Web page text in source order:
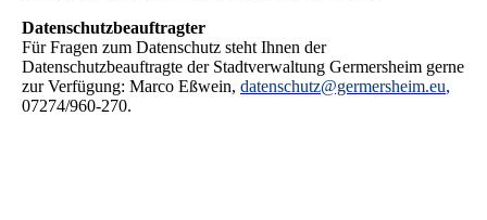
Datenschutzbeauftragter
Für Fragen zum Datenschutz steht Ihnen der
Datenschutzbeauftragte der Stadtverwaltung Germersheim gerne
zur Verfügung: Marco Eßwein, datenschutz@germersheim.eu,
07274/960-270.